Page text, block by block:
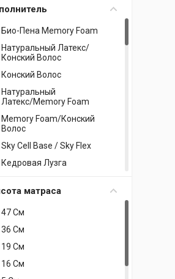
60x170
200х200
55x170
60х120
55x180
60x200
220x220
200х220
150x190
110x200
100x200
130x200
100x190
70x200
Жаккард
Синтетический
Тик
Био-Пена Memory Foam
Натуральный Латекс/
Конский Волос
Конский Волос
Натуральный
Латекс/Memory Foam
Memory Foam/конский
Волос
Sky Cell Base / Sky Flex
Кедровая Лузга
Кокосовая Койра /
/ Войлок
Sky Cell Support / Neo
Блок FS 1000 / Войлок
Sky Cell Soft / Memory
матраса
47 См
36 См
19 См
16 См